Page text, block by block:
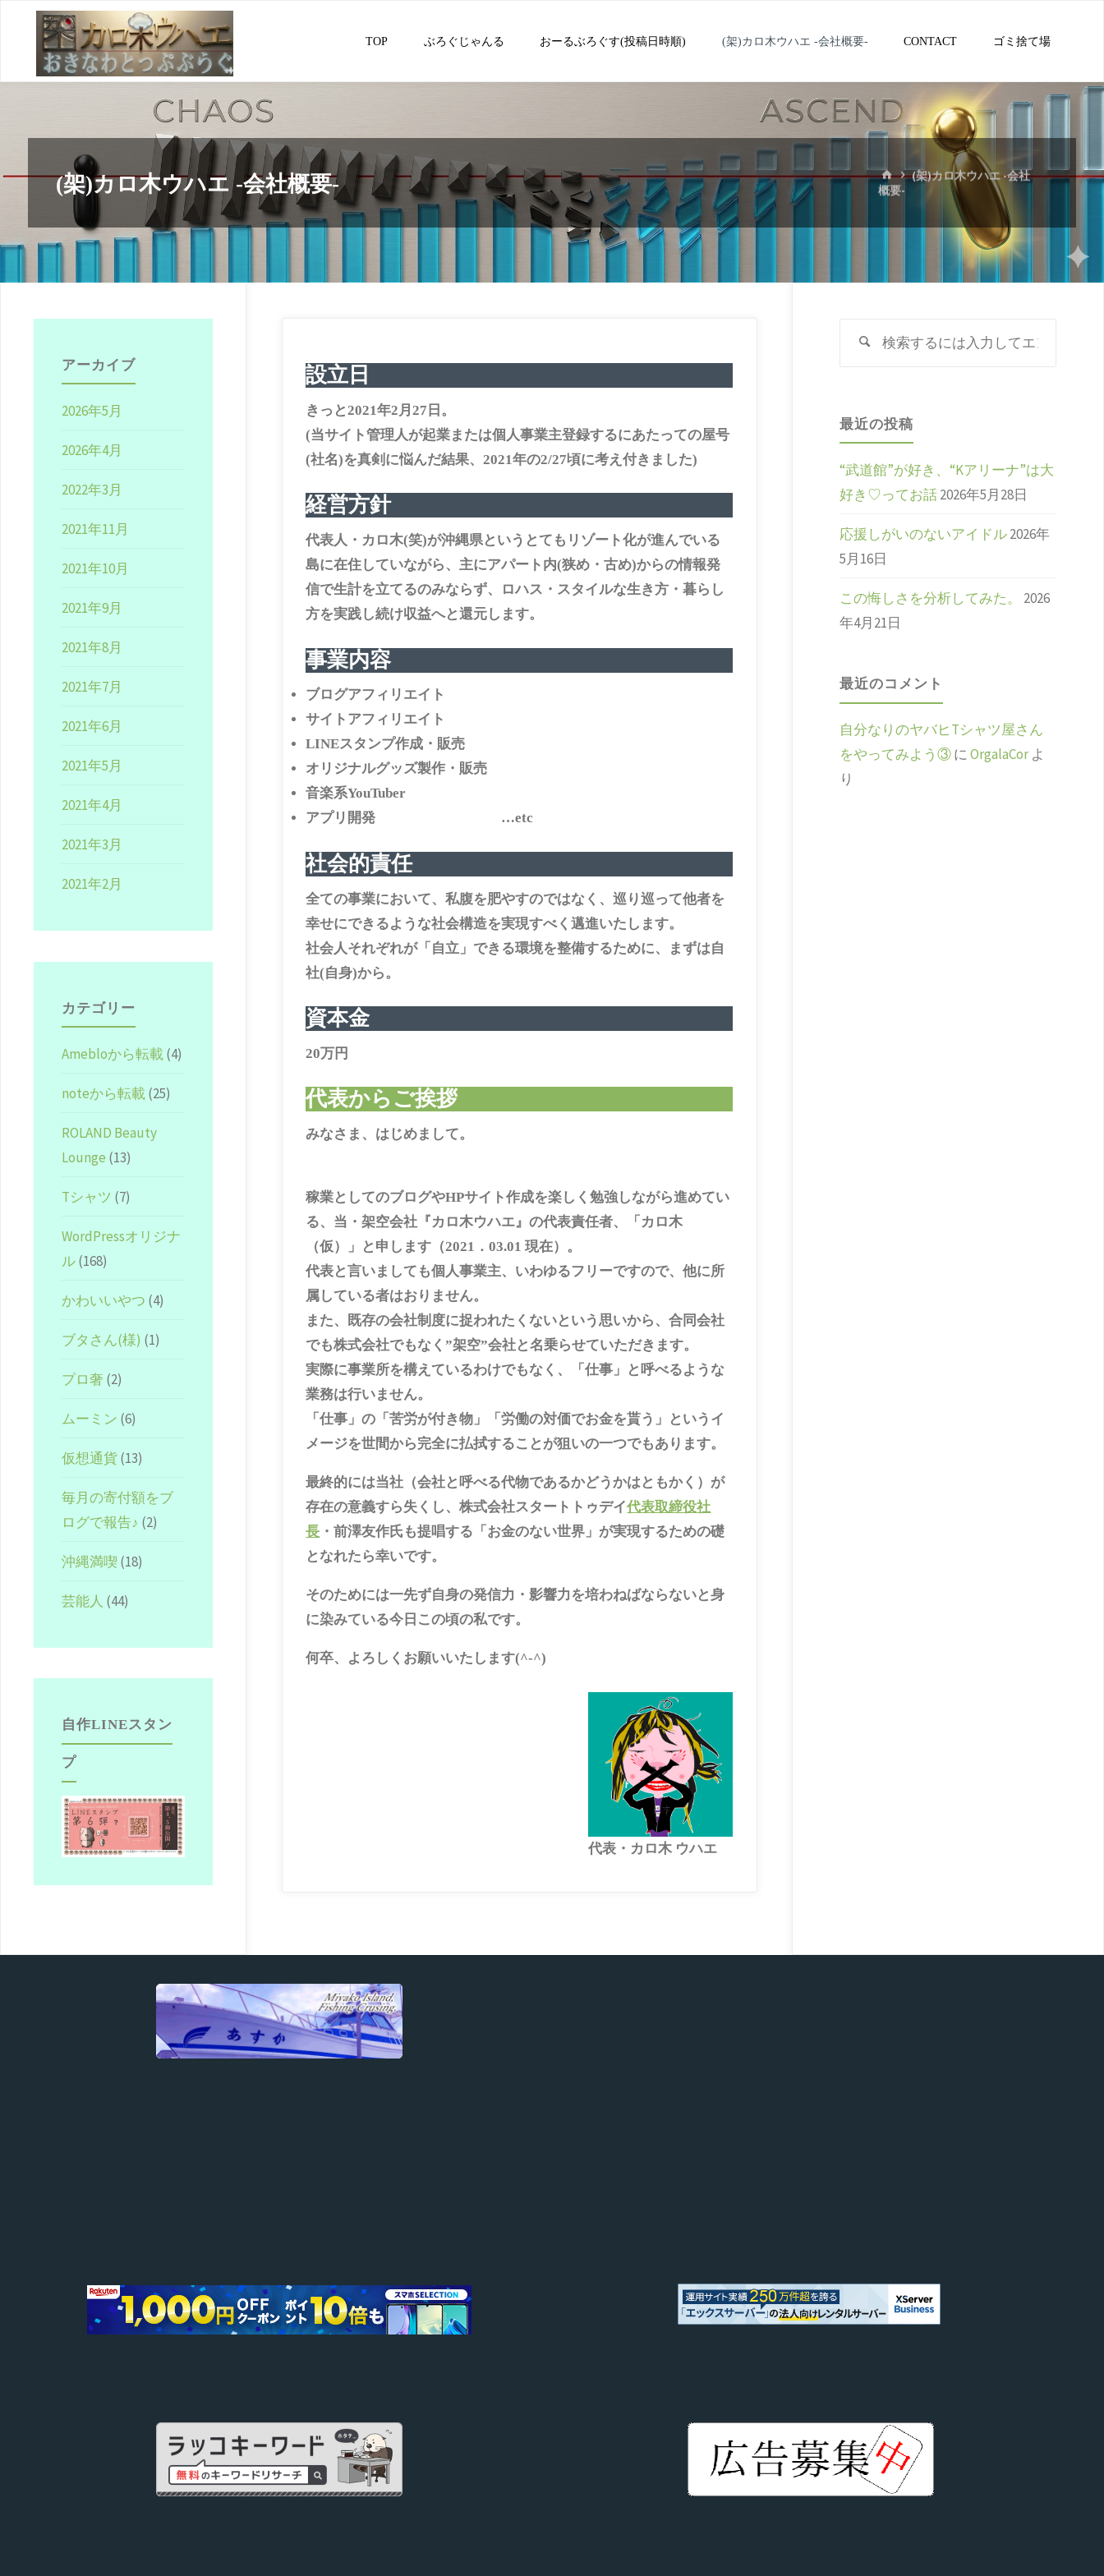
ン
キ
TOP ぶろぐじゃんる おーるぶろぐす(投稿日時順) (架)カロ木ウハエ -会社概要- CONTACT ゴミ捨て場
(架)カロ木ウハエ -会社概要-
ホ
ー
(架)カロ木ウハエ -会社
概要-
設立日
きっと2021年2月27日。
(当サイト管理人が起業または個人事業主登録するにあたっての屋号
(社名)を真剣に悩んだ結果、2021年の2/27頃に考え付きました)
経営方針
代表人・カロ木(笑)が沖縄県というとてもリゾート化が進んでいる
島に在住していながら、主にアパート内(狭め・古め)からの情報発
信で生計を立てるのみならず、ロハス・スタイルな生き方・暮らし
方を実践し続け収益へと還元します。
事業内容
ブログアフィリエイト
サイトアフィリエイト
LINEスタンプ作成・販売
オリジナルグッズ製作・販売
音楽系YouTuber
アプリ開発 …etc
社会的責任
全ての事業において、私腹を肥やすのではなく、巡り巡って他者を
幸せにできるような社会構造を実現すべく邁進いたします。
社会人それぞれが「自立」できる環境を整備するために、まずは自
社(自身)から。
資本金
20万円
代表からご挨拶
みなさま、はじめまして。
稼業としてのブログやHPサイト作成を楽しく勉強しながら進めてい
る、当・架空会社『カロ木ウハエ』の代表責任者、「カロ木
（仮）」と申します（2021．03.01 現在）。
代表と言いましても個人事業主、いわゆるフリーですので、他に所
属している者はおりません。
また、既存の会社制度に捉われたくないという思いから、合同会社
でも株式会社でもなく”架空”会社と名乗らせていただきます。
実際に事業所を構えているわけでもなく、「仕事」と呼べるような
業務は行いません。
「仕事」の「苦労が付き物」「労働の対価でお金を貰う」というイ
メージを世間から完全に払拭することが狙いの一つでもあります。
最終的には当社（会社と呼べる代物であるかどうかはともかく）が
存在の意義すら失くし、株式会社スタートトゥデイ代表取締役社
長 ・前澤友作氏も提唱する「お金のない世界」が実現するための礎
となれたら幸いです。
そのためには一先ず自身の発信力・影響力を培わねばならないと身
に染みている今日この頃の私です。
何卒、よろしくお願いいたします(^-^)
代表・カロ木 ウハエ
アーカイブ
2026年5月
2026年4月
2022年3月
2021年11月
2021年10月
2021年9月
2021年8月
2021年7月
2021年6月
2021年5月
2021年4月
2021年3月
2021年2月
カテゴリー
Amebloから転載(4)
noteから転載(25)
ROLAND Beauty
Lounge (13)
Tシャツ (7)
WordPressオリジナ
ル(168)
かわいいやつ (4)
ブタさん(様) (1)
プロ奢 (2)
ムーミン (6)
仮想通貨(13)
毎月の寄付額をブ
ログで報告♪ (2)
沖縄満喫 (18)
芸能人 (44)
自作LINEスタン
プ
検
最近の投稿
“武道館”が好き、“Kアリーナ”は大
好き♡ってお話2026年5月28日
応援しがいのないアイドル2026年
5月16日
この悔しさを分析してみた。
2026
年4月21日
最近のコメント
自分なりのヤバヒTシャツ屋さん
をやってみよう③にOrgalaCorよ
り